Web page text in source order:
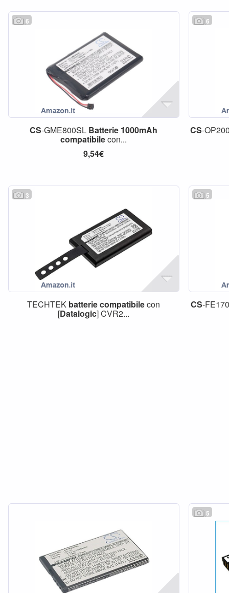
6
CS-GME800SL Batterie 1000mAh
compatibilecon...
9,54€
6
CS-
3
TECHTEK batteriecompatibilecon
[Datalogic] CVR2...
5
CS-
5